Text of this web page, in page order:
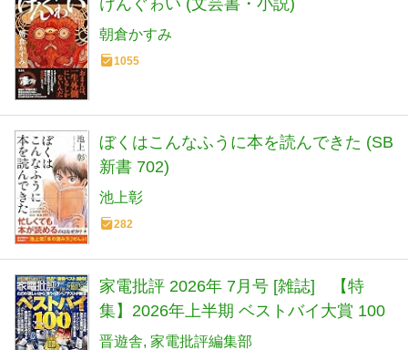
朝倉かすみ
1055
ぼくはこんなふうに本を読んできた (SB
新書 702)
池上彰
282
家電批評 2026年 7月号 [雑誌] 【特
集】2026年上半期 ベストバイ大賞 100
晋遊舎 家電批評編集部